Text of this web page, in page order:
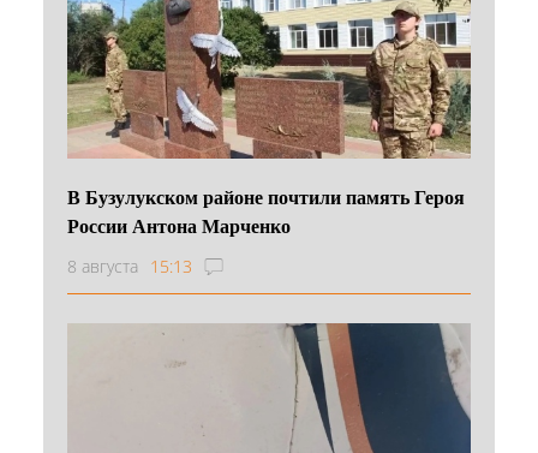
В Бузулукском районе почтили память Героя
России Антона Марченко
8 августа 15:13